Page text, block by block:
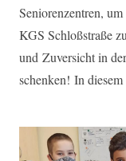
Seniorenzentren,
KGS Schloßstraße
und Zuversicht in
schenken! In